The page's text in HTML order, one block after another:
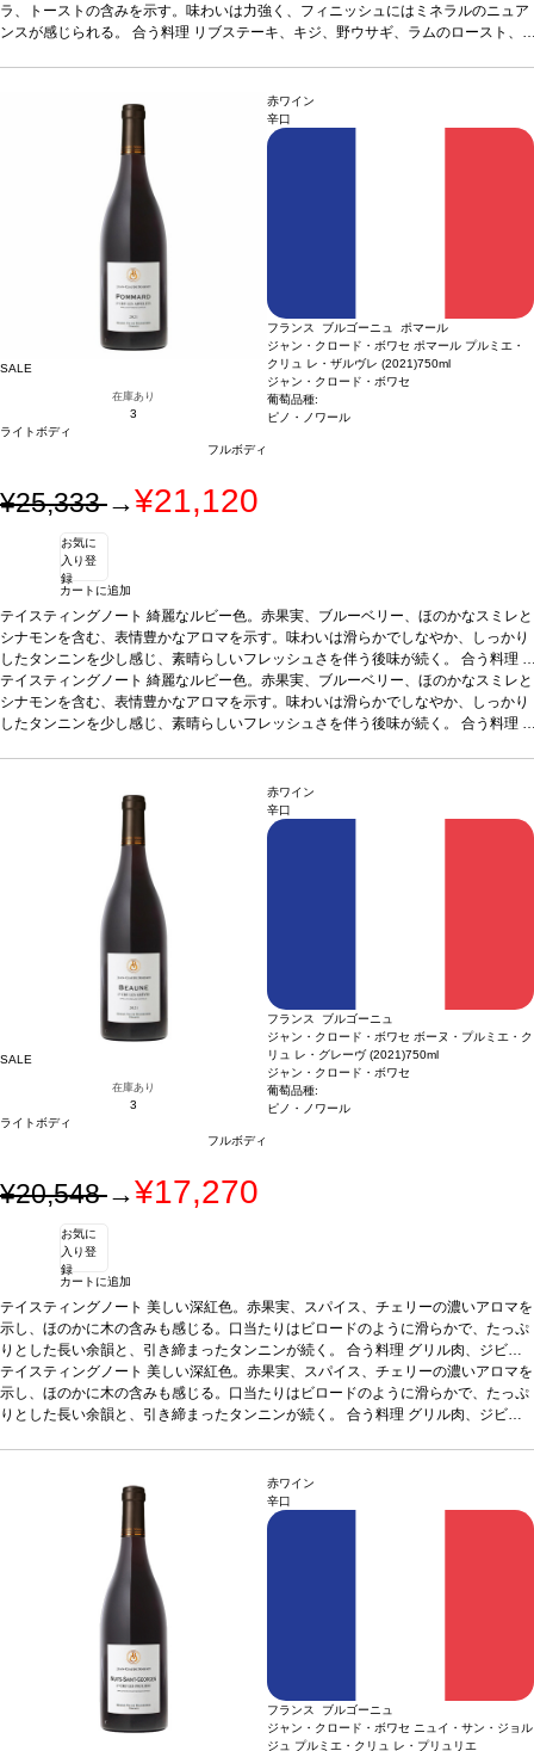
ラ、トーストの含みを示す。味わいは力強く、フィニッシュにはミネラルのニュア
ンスが感じられる。 合う料理 リブステーキ、キジ、野ウサギ、ラムのロースト、
SALE
在庫あり
3
ライトボディ
フルボディ
赤ワイン
辛口
フランス ブルゴーニュ ポマール
ジャン・クロード・ボワセ ポマール プルミエ・
クリュ レ・ザルヴレ (2021)750ml
ジャン・クロード・ボワセ
葡萄品種:
ピノ・ノワール
¥25,333→¥21,120
お気に
入り登
録
カートに追加
テイスティングノート 綺麗なルビー色。赤果実、ブルーベリー、ほのかなスミレと
シナモンを含む、表情豊かなアロマを示す。味わいは滑らかでしなやか、しっかり
したタンニンを少し感じ、素晴らしいフレッシュさを伴う後味が続く。 合う料理
ジビエ、ステーキ、ラム、牛のチーズや濃い風味のチーズなどと良く合う葡萄品種
ピノ・ノワール
*本ヴィンテージが在庫切れの場合、在庫があり価格が同様の場合は自動的に次の
ヴィンテージに変更されます、ご了承ください。
テイスティングノート 綺麗なルビー色。赤果実、ブルーベリー、ほのかなスミレと
シナモンを含む、表情豊かなアロマを示す。味わいは滑らかでしなやか、しっかり
したタンニンを少し感じ、素晴らしいフレッシュさを伴う後味が続く。 合う料理
SALE
在庫あり
3
ライトボディ
フルボディ
赤ワイン
辛口
フランス ブルゴーニュ
ジャン・クロード・ボワセ ボーヌ・プルミエ・ク
リュ レ・グレーヴ (2021)750ml
ジャン・クロード・ボワセ
葡萄品種:
ピノ・ノワール
¥20,548→¥17,270
お気に
入り登
録
カートに追加
テイスティングノート 美しい深紅色。赤果実、スパイス、チェリーの濃いアロマを
示し、ほのかに木の含みも感じる。口当たりはビロードのように滑らかで、たっぷ
りとした長い余韻と、引き締まったタンニンが続く。 合う料理 グリル肉、ジビ
エ、チーズ（マンステール、マロワール）などと好相性葡萄品種ピノ・ノワール
*本ヴィンテージが在庫切れの場合、在庫があり価格が同様の場合は自動的に次の
ヴィンテージに変更されます、ご了承ください。
テイスティングノート 美しい深紅色。赤果実、スパイス、チェリーの濃いアロマを
示し、ほのかに木の含みも感じる。口当たりはビロードのように滑らかで、たっぷ
りとした長い余韻と、引き締まったタンニンが続く。 合う料理 グリル肉、ジビ
赤ワイン
辛口
フランス ブルゴーニュ
ジャン・クロード・ボワセ ニュイ・サン・ジョル
ジュ プルミエ・クリュ レ・プリュリエ